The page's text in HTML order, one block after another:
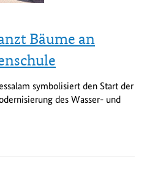
Bäume an
symbolisiert den Start der
des Wasser- und